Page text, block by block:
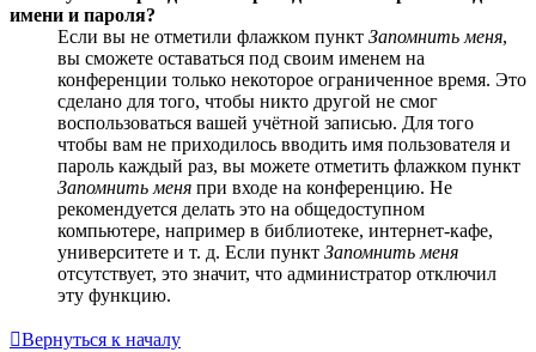
имени и пароля?
Если вы не отметили флажком пункт Запомнить меня,
вы сможете оставаться под своим именем на
конференции только некоторое ограниченное время. Это
сделано для того, чтобы никто другой не смог
воспользоваться вашей учётной записью. Для того
чтобы вам не приходилось вводить имя пользователя и
пароль каждый раз, вы можете отметить флажком пункт
Запомнить меня при входе на конференцию. Не
рекомендуется делать это на общедоступном
компьютере, например в библиотеке, интернет-кафе,
университете и т. д. Если пункт Запомнить меня
отсутствует, это значит, что администратор отключил
эту функцию.
Вернуться к началу